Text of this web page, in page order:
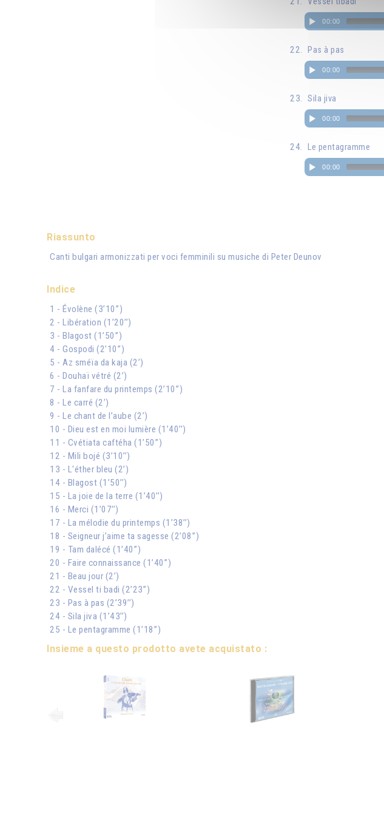
00:00
Pas à pas
00:00
Sila jiva
00:00
Le pentagramme
00:00
Riassunto
Canti bulgari armonizzati per voci femminili su musiche di Peter Deunov
Indice
1 - Évolène (3’10’’)
2 - Libération (1’20’’)
3 - Blagost (1’50’’)
4 - Gospodi (2’10’’)
5 - Az sméïa da kaja (2’)
6 - Douhaï vétré (2’)
7 - La fanfare du printemps (2’10’’)
8 - Le carré (2’)
9 - Le chant de l’aube (2’)
10 - Dieu est en moi lumière (1’40’’)
11 - Cvétiata caftéha (1’50’’)
12 - Mili bojé (3’10’’)
13 - L'éther bleu (2’)
14 - Blagost (1’50’’)
15 - La joie de la terre (1’40’’)
16 - Merci (1’07’’)
17 - La mélodie du printemps (1’38’’)
18 - Seigneur j’aime ta sagesse (2’08’’)
19 - Tam dalécé (1’40’’)
20 - Faire connaissance (1’40’’)
21 - Beau jour (2’)
22 - Vessel ti badi (2’23’’)
23 - Pas à pas (2’39’’)
24 - Sila jiva (1’43’’)
25 - Le pentagramme (1’18’’)
Insieme a questo prodotto avete acquistato :